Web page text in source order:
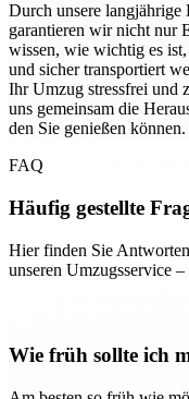
Durch unsere
garantieren wir nicht nur
wissen, wie wichtig es
und sicher transportiert
Ihr Umzug stressfrei und
uns gemeinsam die
den Sie genießen können.
FAQ
Häufig gestellte
Hier finden Sie
unseren Umzugsservice
Wie früh sollte ich